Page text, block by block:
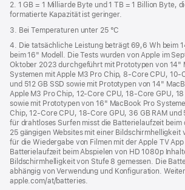
2. 1 GB = 1 Milliarde Byte und 1 TB = 1 Billion Byte,
formatierte Kapazität ist geringer.
3. Bei Temperaturen unter 25 °C
4. Die tatsächliche Leistung beträgt 69,6 Wh beim
beim 16" Modell. Die Tests wurden von Apple im
Oktober 2023 durchgeführt mit Prototypen von 14"
Systemen mit Apple M3 Pro Chip, 8‑Core CPU,
und 512 GB SSD sowie mit Prototypen von 14"
Apple M3 Pro Chip, 12‑Core CPU, 18‑Core GPU, 18
sowie mit Prototypen von 16" MacBook Pro
Chip, 12‑Core CPU, 18‑Core GPU, 36 GB RAM und
für drahtloses Surfen misst die Batterielaufzeit beim
25 gängigen Websites mit einer Bildschirmhelligkeit
für die Wiedergabe von Filmen mit der Apple TV
Batterielaufzeit beim Abspielen von HD 1080p
Bildschirmhelligkeit von Stufe 8 gemessen. Die
abhängig von Verwendung und Konfiguration.
apple.com/at/batteries.